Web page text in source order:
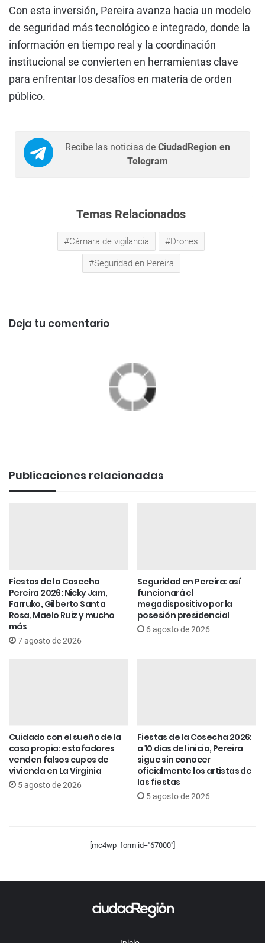
Con esta inversión, Pereira avanza hacia un modelo
de seguridad más tecnológico e integrado, donde la
información en tiempo real y la coordinación
institucional se convierten en herramientas clave
para enfrentar los desafíos en materia de orden
público.
Recibe las noticias de CiudadRegion en
Telegram
Temas Relacionados
Cámara de vigilancia Drones
Seguridad en Pereira
Deja tu comentario
Publicaciones relacionadas
Fiestas de la Cosecha
Pereira 2026: Nicky Jam,
Farruko, Gilberto Santa
Rosa, Maelo Ruiz y mucho
más
7 agosto de 2026
Seguridad en Pereira: así
funcionará el
megadispositivo por la
posesión presidencial
6 agosto de 2026
Cuidado con el sueño de la
casa propia: estafadores
venden falsos cupos de
vivienda en La Virginia
5 agosto de 2026
Fiestas de la Cosecha 2026:
a 10 días del inicio, Pereira
sigue sin conocer
oficialmente los artistas de
las fiestas
5 agosto de 2026
[mc4wp_form id="67000"]